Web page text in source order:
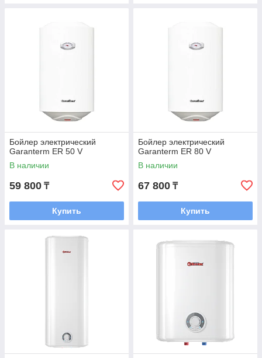
Бойлер электрический
Garanterm ER 50 V
В наличии
59 800 ₸
Купить
Бойлер электрический
Garanterm ER 80 V
В наличии
67 800 ₸
Купить